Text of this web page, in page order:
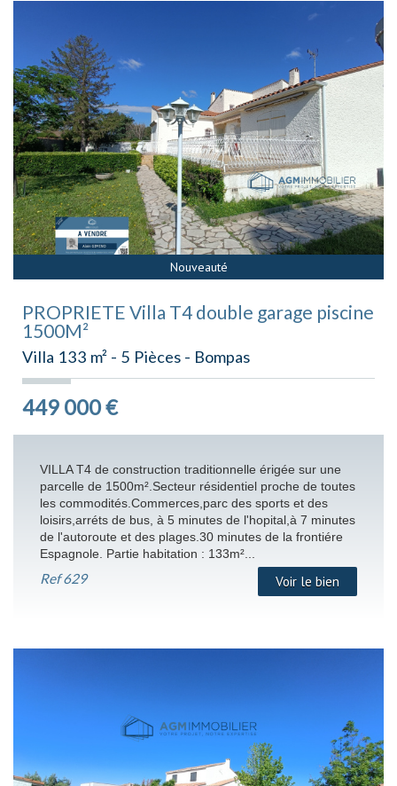
Nouveauté
PROPRIETE Villa T4 double garage piscine
1500M²
Villa 133 m² - 5 Pièces - Bompas
449 000€
VILLA T4 de construction traditionnelle érigée sur une
parcelle de 1500m².Secteur résidentiel proche de toutes
les commodités.Commerces,parc des sports et des
loisirs,arréts de bus, à 5 minutes de l'hopital,à 7 minutes
de l'autoroute et des plages.30 minutes de la frontiére
Espagnole. Partie habitation : 133m²...
Ref629 Voir le bien